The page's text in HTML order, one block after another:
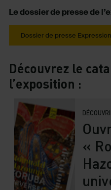
Le dossier de presse de
Dossier de presse
Découvrez le
l’exposition :
«